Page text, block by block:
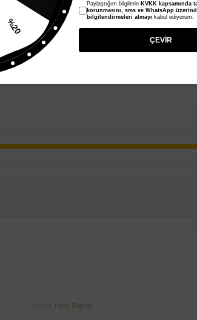
Foxs Digital
%20
Paylaştığım bilgilerin KVKK kapsamında
korunmasını, sms ve WhatsApp
bilgilendirmeleri almayı kabul ediyorum.
ÇEVİR